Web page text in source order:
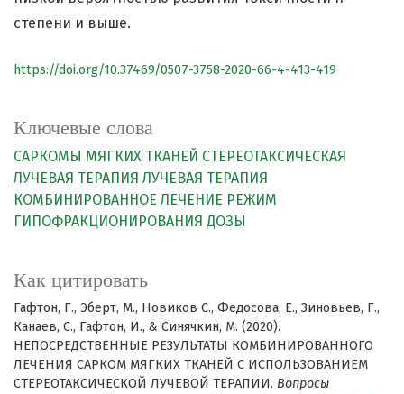
Ключевые слова
САРКОМЫ МЯГКИХ ТКАНЕЙ СТЕРЕОТАКСИЧЕСКАЯ
ЛУЧЕВАЯ ТЕРАПИЯ ЛУЧЕВАЯ ТЕРАПИЯ
КОМБИНИРОВАННОЕ ЛЕЧЕНИЕ РЕЖИМ
ГИПОФРАКЦИОНИРОВАНИЯ ДОЗЫ
Как цитировать
Гафтон, Г., Эберт, М., Новиков C., Федосова, Е., Зиновьев, Г.,
Канаев, С., Гафтон, И., & Синячкин, М. (2020).
НЕПОСРЕДСТВЕННЫЕ РЕЗУЛЬТАТЫ КОМБИНИРОВАННОГО
ЛЕЧЕНИЯ САРКОМ МЯГКИХ ТКАНЕЙ С ИСПОЛЬЗОВАНИЕМ
СТЕРЕОТАКСИЧЕСКОЙ ЛУЧЕВОЙ ТЕРАПИИ. Вопросы
степени и выше.
https://doi.org/10.37469/0507-3758-2020-66-4-413-419